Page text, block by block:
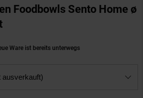
Foodbowls Sento Home ø
Ware ist bereits unterwegs
ausverkauft)